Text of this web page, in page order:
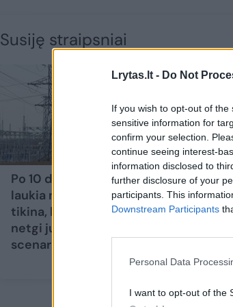
Lrytas.lt - Do Not
If you wish to opt-out of
sensitive information for
confirm your selection.
continue seeing interest-
information disclosed to
further disclosure of your
participants. This
Downstream Participants
Personal Data
I want to opt-out of the
Susiję straipsniai
Po 10 dienų Lietuvos
laukia neeilinis įvykis:
tikina, kad pasirengta
netgi juodžiausiems
scenarijams
Lietuvos
prisiteisti